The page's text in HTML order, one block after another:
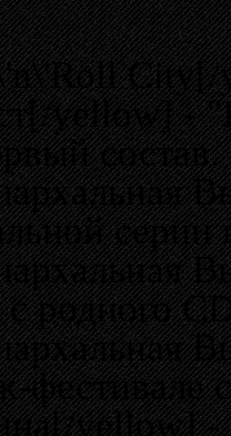
City[/
yellow] -
состав.
серии
родного
yellow] -